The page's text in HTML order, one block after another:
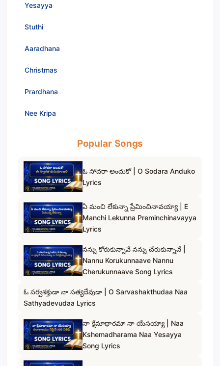
Yesayya
Stuthi
Aaradhana
Christmas
Prardhana
Nee Kripa
Popular Songs
ఓ సోదరా అందుకో | O Sodara Anduko
Lyrics
ఏ మంచి లేకున్నా ప్రేమించినావయ్యా | E
Manchi Lekunna Preminchinavayya
Lyrics
నన్ను కోరుకున్నావే నన్ను చేరుకున్నావే |
Nannu Korukunnaave Nannu
Cherukunnaave Song Lyrics
ఓ సర్వశక్తుడా నా సత్యదేవుడా | O Sarvashakthudaa Naa
Sathyadevudaa Lyrics
నా క్షేమాధారమా నా యేసయ్యా | Naa
Kshemadharama Naa Yesayya
Song Lyrics